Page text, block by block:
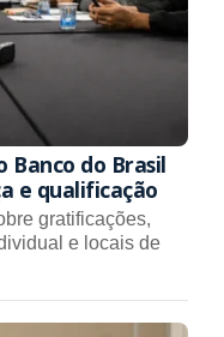
Banco do Brasil
e qualificação
gratificações,
e locais de